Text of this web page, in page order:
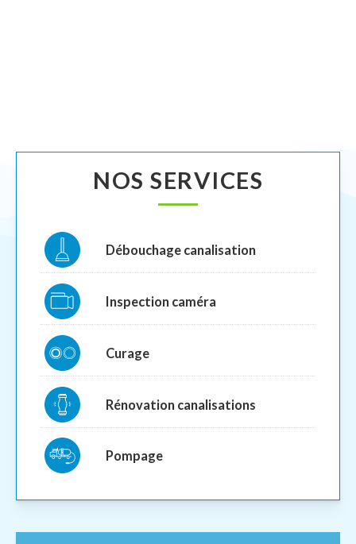
NOS SERVICES
Débouchage canalisation
Inspection caméra
Curage
Rénovation canalisations
Pompage